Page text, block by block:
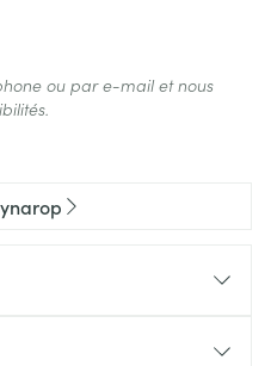
ou par e-mail et nous